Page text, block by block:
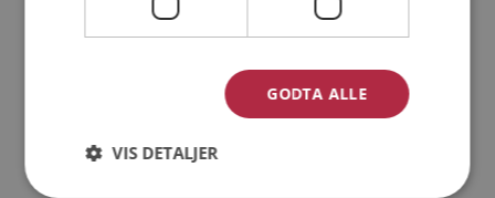
Jeg akseptererMedlemsvilkårene
GODTA ALLE
VIS DETALJER